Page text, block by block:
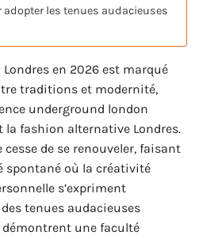
les tenues audacieuses
en 2026 est marqué
traditions et modernité,
underground london
fashion alternative Londres.
de se renouveler, faisant
spontané où la créativité
s’expriment
tenues audacieuses
démontrent une faculté